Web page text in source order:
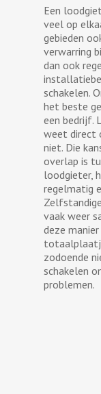
Een
veel op
gebieden
verwarring
dan ook
schakelen.
het beste
een bedrijf.
weet direct
niet. Die
overlap is
loodgieter,
regelmatig
vaak weer
deze
zodoende
schakelen
problemen.